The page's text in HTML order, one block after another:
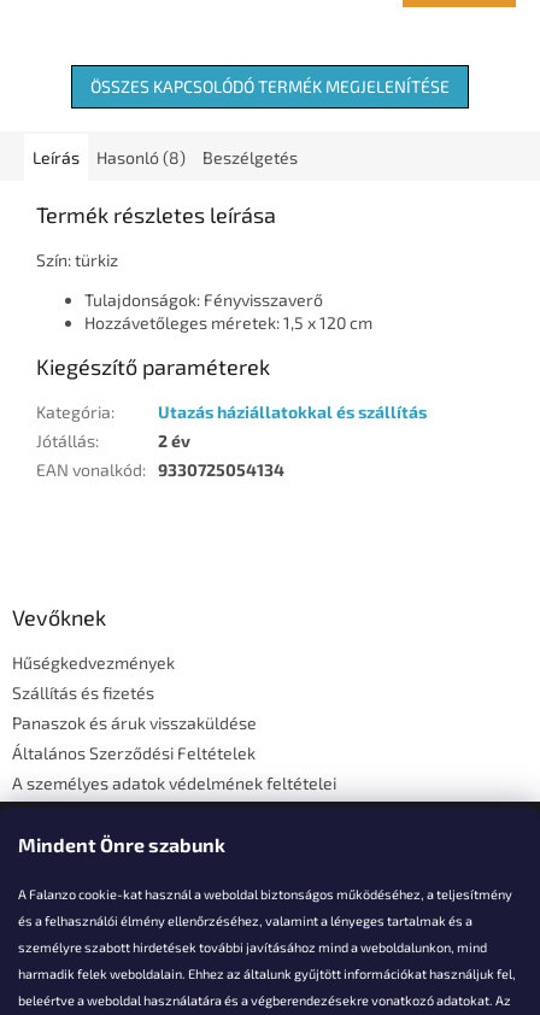
Mindent Önre szabunk
A Falanzo cookie-kat használ a weboldal biztonságos működéséhez, a teljesítmény
és a felhasználói élmény ellenőrzéséhez, valamint a lényeges tartalmak és a
személyre szabott hirdetések további javításához mind a weboldalunkon, mind
harmadik felek weboldalain. Ehhez az általunk gyűjtött információkat használjuk fel,
beleértve a weboldal használatára és a végberendezésekre vonatkozó adatokat. Az
ÖSSZES KAPCSOLÓDÓ TERMÉK MEGJELENÍTÉSE
Leírás Hasonló (8) Beszélgetés
Termék részletes leírása
Szín: türkiz
Tulajdonságok: Fényvisszaverő
Hozzávetőleges méretek: 1,5 x 120 cm
Kiegészítő paraméterek
Kategória:
Utazás háziállatokkal és szállítás
Jótállás:
2 év
EAN vonalkód: 9330725054134
Vevőknek
Hűségkedvezmények
Szállítás és fizetés
Panaszok és áruk visszaküldése
Általános Szerződési Feltételek
A személyes adatok védelmének feltételei
Elérhetőségi adatok
Akarsz kérdezni valamit?
info@falanzo.hu